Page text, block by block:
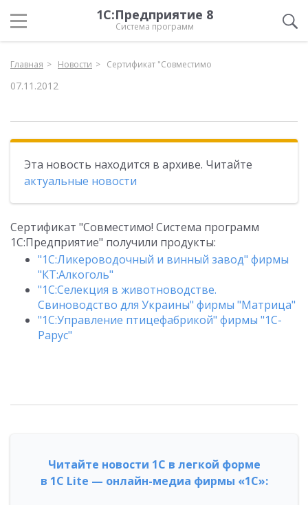
1С:Предприятие 8
Система программ
Главная Новости Сертификат "Совместимо
07.11.2012
Эта новость находится в архиве. Читайте
актуальные новости
Сертификат "Совместимо! Система программ
1С:Предприятие" получили продукты:
"1С:Ликероводочный и винный завод" фирмы
"КТ:Алкоголь"
"1С:Селекция в животноводстве.
Свиноводство для Украины" фирмы "Матрица"
"1C:Управление птицефабрикой" фирмы "1С-
Рарус"
Читайте новости 1С в легкой форме
в 1С Lite — онлайн-медиа фирмы «1С»: